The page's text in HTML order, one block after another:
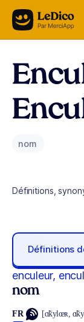
Aller au contenu
nom
Définitions,
Définitions
enculeur,
nom
FR [ɑ̃kylœʀ,